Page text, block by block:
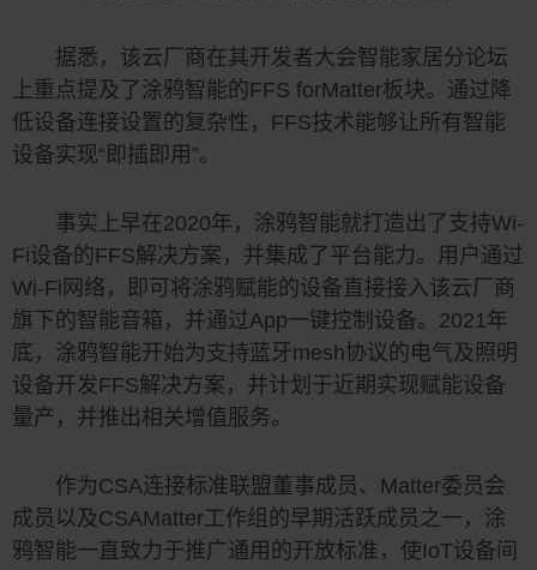
据悉，该云厂商在其开发者大会智能家居分论坛
上重点提及了涂鸦智能的FFS forMatter板块。通过降
低设备连接设置的复杂性，FFS技术能够让所有智能
设备实现“即插即用”。
事实上早在2020年，涂鸦智能就打造出了支持Wi-
Fi设备的FFS解决方案，并集成了平台能力。用户通过
Wi-Fi网络，即可将涂鸦赋能的设备直接接入该云厂商
旗下的智能音箱，并通过App一键控制设备。2021年
底，涂鸦智能开始为支持蓝牙mesh协议的电气及照明
设备开发FFS解决方案，并计划于近期实现赋能设备
量产，并推出相关增值服务。
作为CSA连接标准联盟董事成员、Matter委员会
成员以及CSAMatter工作组的早期活跃成员之一，涂
鸦智能一直致力于推广通用的开放标准，使IoT设备间